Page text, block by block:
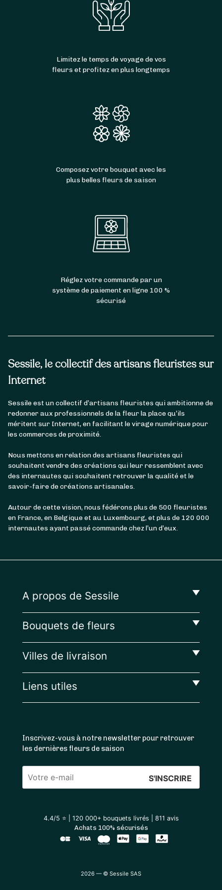
Sessile, le collectif des artisans fleuristes sur
Internet
Sessile est un collectif d’artisans fleuristes qui ambitionne de
redonner aux professionnels de la fleur la place qu’ils
méritent sur Internet, en facilitant le virage numérique pour
les commerces de proximité.
Nous mettons en relation des artisans fleuristes qui
souhaitent vendre des créations qui leur ressemblent avec
des internautes qui souhaitent retrouver la qualité et le
savoir-faire de créations artisanales.
Autour de cette vision, nous fédérons plus de 500 fleuristes
en France, en Belgique et au Luxembourg, et plus de 120 000
internautes ayant passé commande chez l’un d’eux.
Limitez le temps de voyage de vos
fleurs et profitez en plus longtemps
Composez votre bouquet avec les
plus belles fleurs de saison
Réglez votre commande par un
système de paiement en ligne 100 %
sécurisé
A propos de Sessile
Bouquets de fleurs
Villes de livraison
Liens utiles
Inscrivez-vous à notre newsletter pour retrouver
les dernières fleurs de saison
4.4/5 ⭐ | 120 000+ bouquets livrés | 811 avis
Achats 100% sécurisés
2026 — © Sessile SAS